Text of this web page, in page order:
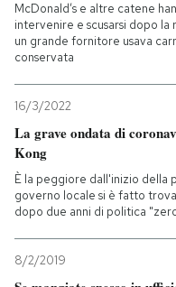
McDonald’s e altre catene
intervenire e scusarsi dopo la
un grande fornitore usava
conservata
16/3/2022
La grave ondata di
Kong
È la peggiore dall'inizio della
governo locale si è fatto
dopo due anni di politica
8/2/2019